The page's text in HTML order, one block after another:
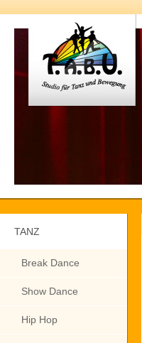
TANZ
Break Dance
Show Dance
Hip Hop